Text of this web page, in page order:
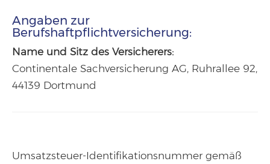
Angaben zur
Berufshaftpflichtversicherung:
Name und Sitz des Versicherers:
Continentale Sachversicherung AG, Ruhrallee 92,
44139 Dortmund
Umsatzsteuer-Identifikationsnummer gemäß